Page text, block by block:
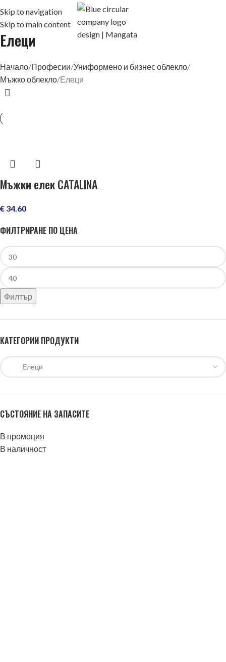
Skip to navigation
Skip to main content
Елеци
ФИЛТРИРАНЕ ПО ЦЕНА
Филтър
КАТЕГОРИИ ПРОДУКТИ
СЪСТОЯНИЕ НА ЗАПАСИТЕ
В промоция
В наличност
Начало Професии Униформено и бизнес облекло
Мъжко облекло Елеци
Мъжки елек CATALINA
€ 34.60